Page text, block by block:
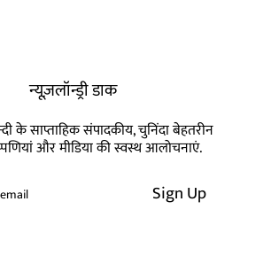
न्यूज़लॉन्ड्री डाक
के साप्ताहिक संपादकीय, चुनिंदा बेहतरीन
और मीडिया की स्वस्थ आलोचनाएं.
Sign Up